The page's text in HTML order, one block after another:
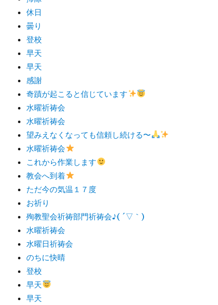
休日
曇り
登校
早天
早天
感謝
奇蹟が起こると信じています
水曜祈祷会
水曜祈祷会
望みえなくなっても信頼し続ける〜
水曜祈祷会
これから作業します
教会へ到着
ただ今の気温１７度
お祈り
殉教聖会祈祷部門祈祷会♪( ´▽｀)
水曜祈祷会
水曜日祈祷会
のちに快晴
登校
早天
早天